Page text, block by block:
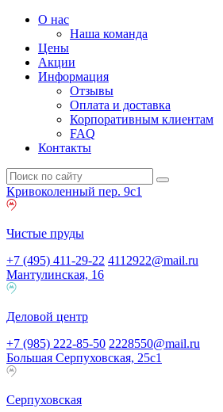
О нас
Наша команда
Цены
Акции
Информация
Отзывы
Оплата и доставка
Корпоративным клиентам
FAQ
Контакты
Кривоколенный пер. 9c1
Чистые пруды
+7 (495) 411-29-22 4112922@mail.ru
Мантулинская, 16
Деловой центр
+7 (985) 222-85-50 2228550@mail.ru
Большая Серпуховская, 25с1
Серпуховская